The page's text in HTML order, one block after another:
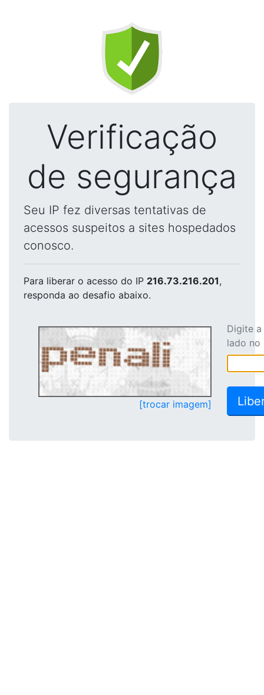
Verificação
de segurança
Seu IP fez diversas tentativas de
acessos suspeitos a sites hospedados
conosco.
Para liberar o acesso do IP 216.73.216.201,
responda ao desafio abaixo.
[trocar imagem]
Digite
lado no